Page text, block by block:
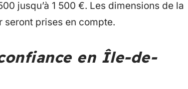
jusqu’à 1 500 €. Les dimensions de la
seront prises en compte.
en Île-de-